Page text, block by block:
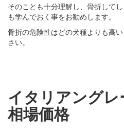
そのことも十分理解し、骨折して
も学んでおく事をお勧めします。
骨折の危険性はどの犬種よりも高
さい。
イタリアング
相場価格